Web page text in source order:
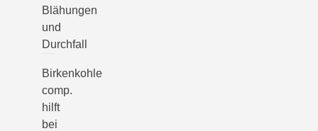
Blähungen
und
Durchfall
Birkenkohle
comp.
hilft
bei